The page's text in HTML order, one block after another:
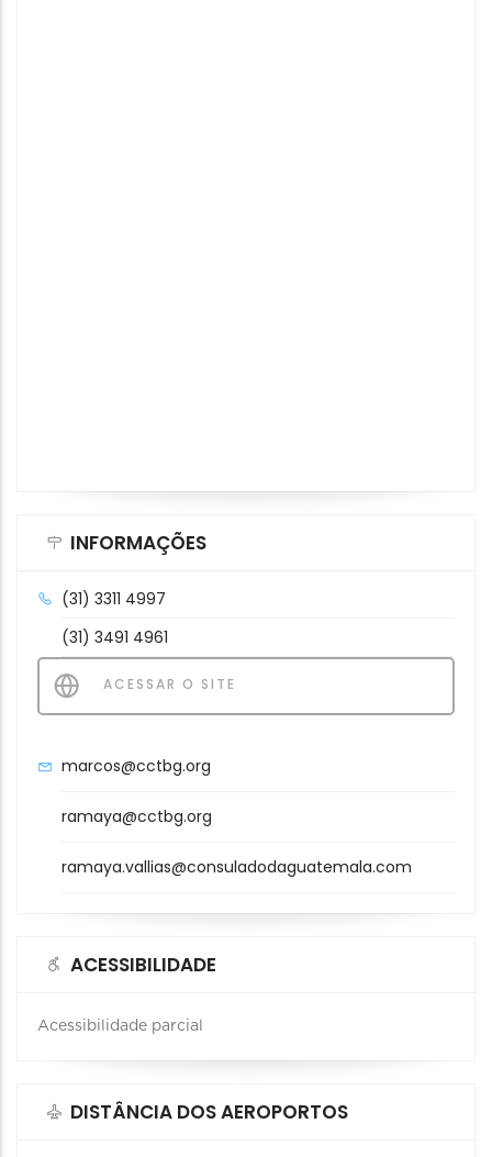
INFORMAÇÕES
(31) 3311 4997
(31) 3491 4961
ACESSAR O SITE
marcos@cctbg.org
ramaya@cctbg.org
ramaya.vallias@consuladodaguatemala.com
ACESSIBILIDADE
Acessibilidade parcial
DISTÂNCIA DOS AEROPORTOS